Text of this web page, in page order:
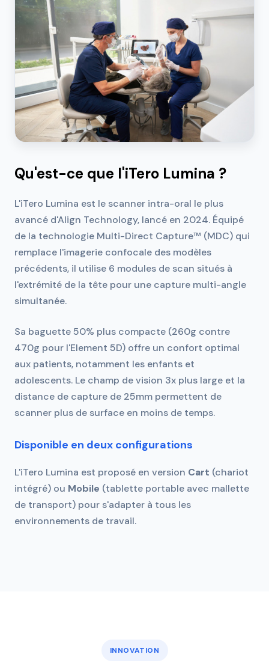
Qu'est-ce que l'iTero Lumina ?
L'iTero Lumina est le scanner intra-oral le plus
avancé d'Align Technology, lancé en 2024. Équipé
de la technologie Multi-Direct Capture™ (MDC) qui
remplace l'imagerie confocale des modèles
précédents, il utilise 6 modules de scan situés à
l'extrémité de la tête pour une capture multi-angle
simultanée.
Sa baguette 50% plus compacte (260g contre
470g pour l'Element 5D) offre un confort optimal
aux patients, notamment les enfants et
adolescents. Le champ de vision 3x plus large et la
distance de capture de 25mm permettent de
scanner plus de surface en moins de temps.
Disponible en deux configurations
L'iTero Lumina est proposé en version Cart (chariot
intégré) ou Mobile (tablette portable avec mallette
de transport) pour s'adapter à tous les
environnements de travail.
INNOVATION